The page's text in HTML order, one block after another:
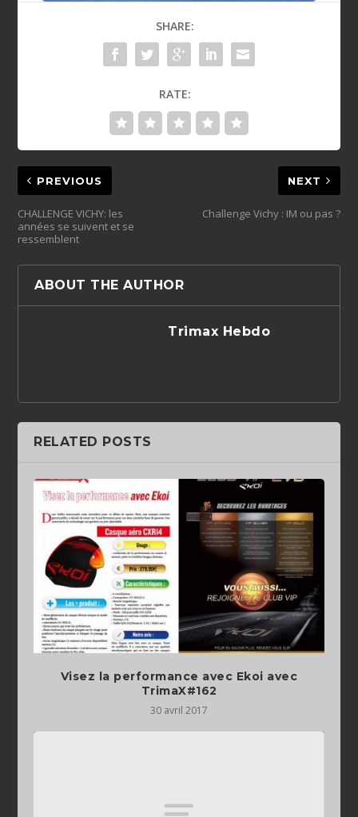
SHARE:
RATE:
PREVIOUS
CHALLENGE VICHY: les
années se suivent et se
ressemblent
NEXT
Challenge Vichy : IM ou pas ?
ABOUT THE AUTHOR
Trimax Hebdo
RELATED POSTS
Visez la performance avec Ekoi avec
TrimaX#162
30 avril 2017